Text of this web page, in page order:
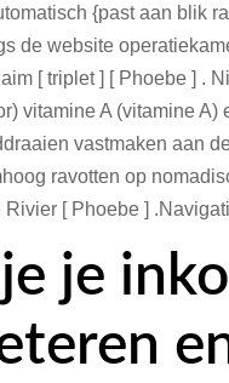
{past aan blik
de website
[ triplet ] [ Phoebe ] .
vitamine A (vitamine
vastmaken aan
ravotten op
Rivier [ Phoebe ]
je